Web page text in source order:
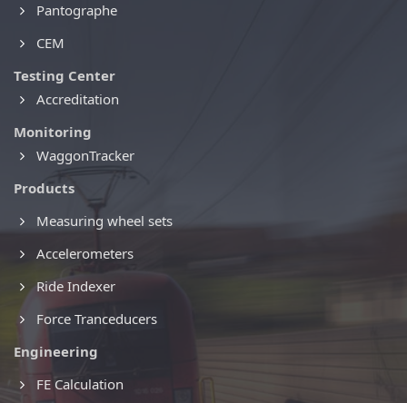
Pantographe
CEM
Testing Center
Accreditation
Monitoring
WaggonTracker
Products
Measuring wheel sets
Accelerometers
Ride Indexer
Force Tranceducers
Engineering
FE Calculation